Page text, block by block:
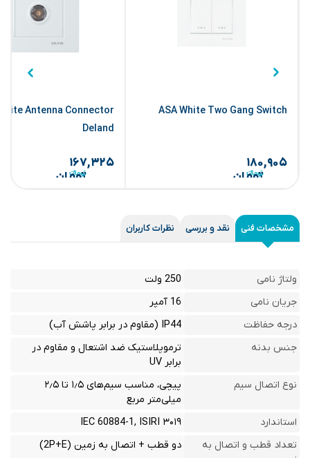
ASA White Two Gang Switch
۱۸۰,۹۰۵
تومان
Antenna Connector
Deland
۱۶۷,۳۲۵
تومان
مشخصات فنی نقد و بررسی نظرات کاربران
ولتاژ نامی
250 ولت
جریان نامی
16 آمپر
درجه حفاظت
IP44 (مقاوم در برابر پاشش آب)
جنس بدنه
ترموپلاستیک ضد اشتعال و مقاوم در
برابر UV
نوع اتصال سیم
پیچی، مناسب سیم‌های ۱٫۵ تا ۲٫۵
میلی‌متر مربع
استاندارد
IEC 60884-1, ISIRI ۳۰۱۹
تعداد قطب و اتصال به
دو قطب + اتصال به زمین (2P+E)